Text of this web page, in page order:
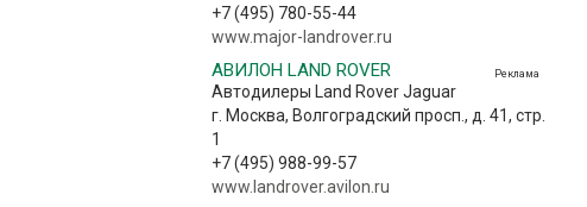
+7 (495) 780-55-44
www.major-landrover.ru
Реклама
АВИЛОН LAND ROVER
Автодилеры Land Rover Jaguar
г. Москва, Волгоградский просп., д. 41, стр.
1
+7 (495) 988-99-57
www.landrover.avilon.ru